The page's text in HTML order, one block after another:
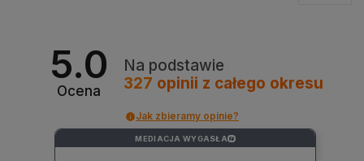
5.0
Ocena
Na podstawie
327 opinii z całego okresu
Jak zbieramy opinie?
MEDIACJA WYGASŁA ?